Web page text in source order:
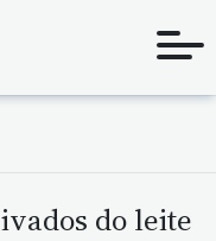
do leite